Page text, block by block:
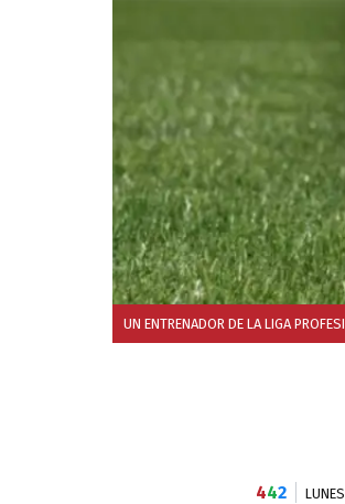
UN ENTRENADOR DE LA LIGA
442